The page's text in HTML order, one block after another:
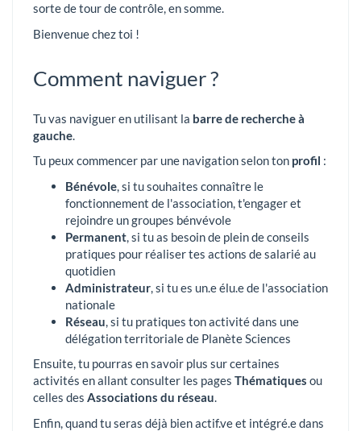
sorte de tour de contrôle, en somme.
Bienvenue chez toi !
Comment naviguer ?
Tu vas naviguer en utilisant la barre de recherche à
gauche.
Tu peux commencer par une navigation selon ton profil :
Bénévole, si tu souhaites connaître le
fonctionnement de l'association, t'engager et
rejoindre un groupes bénvévole
Permanent, si tu as besoin de plein de conseils
pratiques pour réaliser tes actions de salarié au
quotidien
Administrateur, si tu es un.e élu.e de l'association
nationale
Réseau, si tu pratiques ton activité dans une
délégation territoriale de Planète Sciences
Ensuite, tu pourras en savoir plus sur certaines
activités en allant consulter les pages Thématiques ou
celles des Associations du réseau.
Enfin, quand tu seras déjà bien actif.ve et intégré.e dans